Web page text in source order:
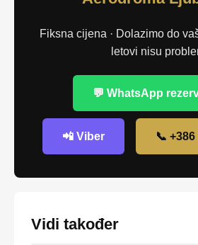
Fiksna cijena · Dolazimo do
letovi nisu
💬 WhatsApp
📲 Viber 📞
Vidi također